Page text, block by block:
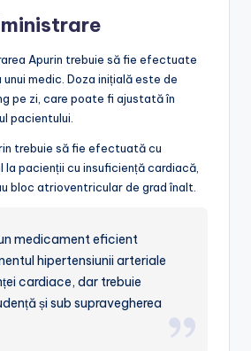
Apurin trebuie să fie efectuate
medic. Doza inițială este de
pe zi, care poate fi ajustată în
pacientului.
trebuie să fie efectuată cu
la pacienții cu insuficiență cardiacă,
bloc atrioventricular de grad înalt.
medicament eficient
hipertensiunii arteriale
cardiace, dar trebuie
și sub supravegherea